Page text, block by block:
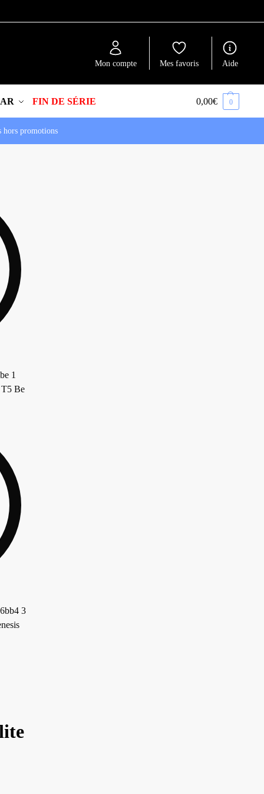
Mon compte Mes favoris Aide
FIN DE SÉRIE 0,00€ 0
hors promotions
T5 Be